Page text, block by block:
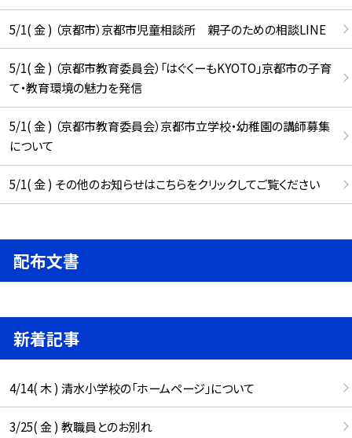
5/1( 金 ) （京都市）京都市児童相談所 親子のための相談LINE
5/1( 金 ) （京都市教育委員会）「はぐくーもKYOTO」京都市の子育
て・教育環境の魅力を発信
5/1( 金 ) （京都市教育委員会）京都市立学校・幼稚園の講師募集
について
5/1( 金 ) その他のお知らせはこちらをクリックしてご覧ください
配布文書
新着記事
4/14( 木 ) 清水小学校の「ホームページ」について
3/25( 金 ) 教職員とのお別れ